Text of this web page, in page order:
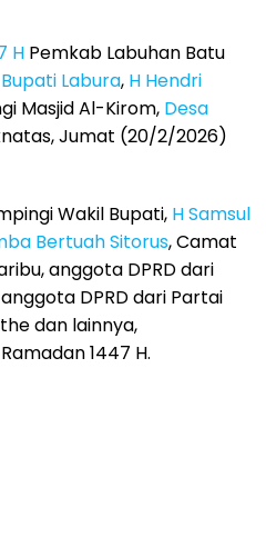
H Pemkab Labuhan Batu
Bupati Labura, H Hendri
Masjid Al-Kirom, Desa
Jumat (20/2/2026)
Wakil Bupati, H Samsul
Bertuah Sitorus, Camat
anggota DPRD dari
DPRD dari Partai
dan lainnya,
1447 H.